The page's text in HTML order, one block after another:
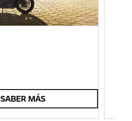
SABER MÁS